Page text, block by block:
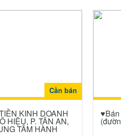
Cần bán
KINH DOANH
HIỆU, P. TÂN AN,
TÂM HÀNH